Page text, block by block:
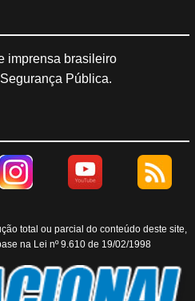
imprensa brasileiro
Pública.
total ou parcial do conteúdo deste site,
na Lei nº 9.610 de 19/02/1998